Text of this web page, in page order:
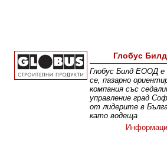
Глобус
Глобус Билд ЕООД е
се, пазарно
компания със
управление град
от лидерите в
като водеща